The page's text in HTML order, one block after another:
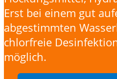
Erst bei einem gut
abgestimmten
chlorfreie
möglich.